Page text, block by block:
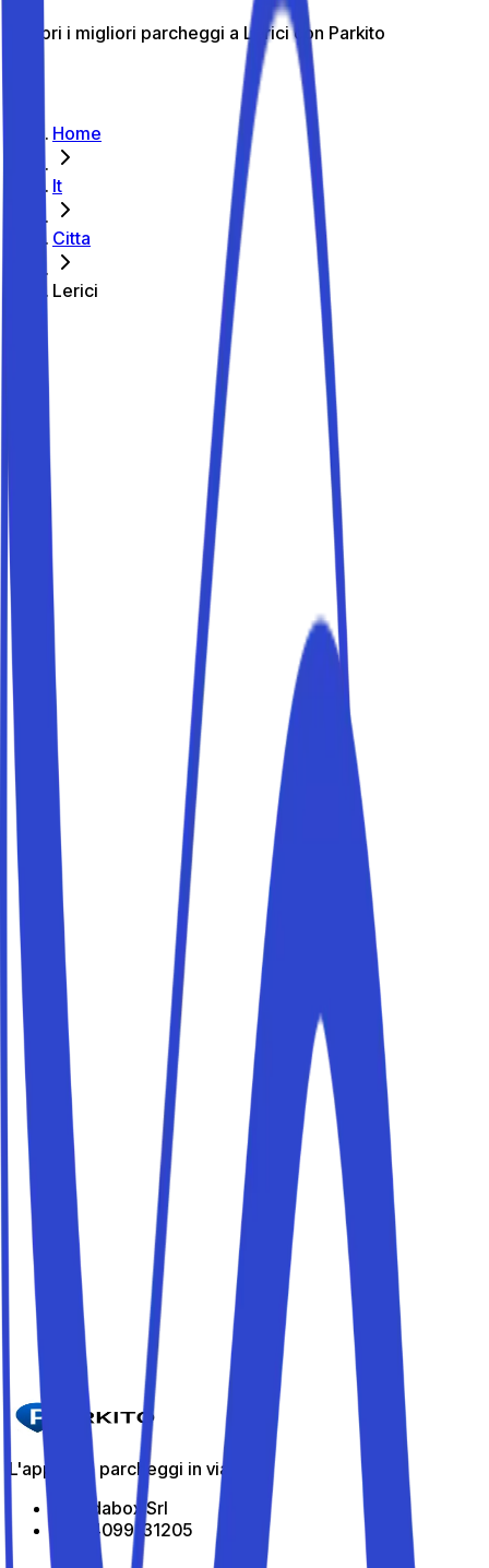
Scopri i migliori parcheggi a Lerici con Parkito
Home
It
Citta
Lerici
Parcheggiare a Lerici
Guida ai parcheggi
Parcheggiare a Lerici
Stai organizzando una vacanza a Lerici? Con Parkito trovi
parcheggi privati a Lerici a partire da 2,00 € all'ora e 10 €
al giorno, ideali per lasciare l'auto e goderti castello,
spiagge e Portovenere. In alta stagione i posti vanno a
ruba: prenota in anticipo.
Parcheggi vicino al castello e al centro
Prenota un parcheggio vicino al castello e al centro e
raggiungi la tua meta a piedi. I posti auto Parkito sono
privati, verificati e prenotabili in pochi minuti.
Parcheggi vicino alle spiagge (San Terenzo)
Prenota un parcheggio vicino alle spiagge (San Terenzo)
e raggiungi la tua meta a piedi. I posti auto Parkito sono
privati, verificati e prenotabili in pochi minuti.
Parcheggi vicino a Portovenere e al Golfo dei
Poeti
Prenota un parcheggio vicino a Portovenere e al Golfo
dei Poeti e raggiungi la tua meta a piedi. I posti auto
Parkito sono privati, verificati e prenotabili in pochi minuti.
Parcheggiare a Lerici in alta stagione
Durante l'estate e nei weekend Lerici si riempie di
visitatori e trovare parcheggio diventa difficile. Prenota in
anticipo un posto auto privato con Parkito e arriva senza
stress.
I migliori parcheggi di Lerici
Parkito in Via della Repubblica 71
Dettagli
Parkito in Località Bagnara 13
Dettagli
L'app per i parcheggi in viaggio
All Indabox Srl
P.I: 04099131205